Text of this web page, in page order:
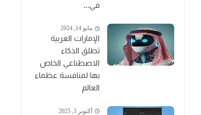
في...
مايو 14, 2024
الإمارات العربية
تطلق الذكاء
الاصطناعي الخاص
بها لمنافسة عظماء
العالم
أكتوبر 3, 2025